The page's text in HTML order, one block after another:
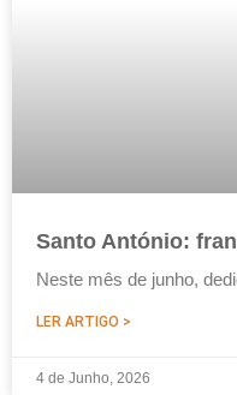
Santo António:
Neste mês de junho,
LER ARTIGO >
4 de Junho, 2026